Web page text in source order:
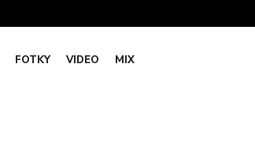
FOTKY VIDEO MIX